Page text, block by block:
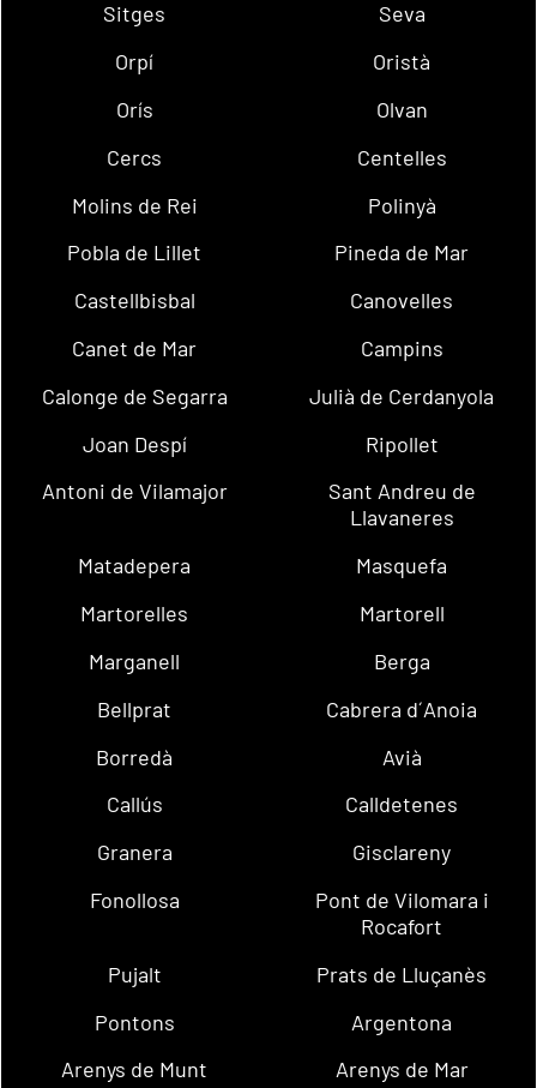
Sitges
Seva
Orpí
Oristà
Orís
Olvan
Cercs
Centelles
Molins de Rei
Polinyà
Pobla de Lillet
Pineda de Mar
Castellbisbal
Canovelles
Canet de Mar
Campins
Calonge de Segarra
Julià de Cerdanyola
Joan Despí
Ripollet
Antoni de Vilamajor
Sant Andreu de
Llavaneres
Matadepera
Masquefa
Martorelles
Martorell
Marganell
Berga
Bellprat
Cabrera d´Anoia
Borredà
Avià
Callús
Calldetenes
Granera
Gisclareny
Fonollosa
Pont de Vilomara i
Rocafort
Pujalt
Prats de Lluçanès
Pontons
Argentona
Arenys de Munt
Arenys de Mar